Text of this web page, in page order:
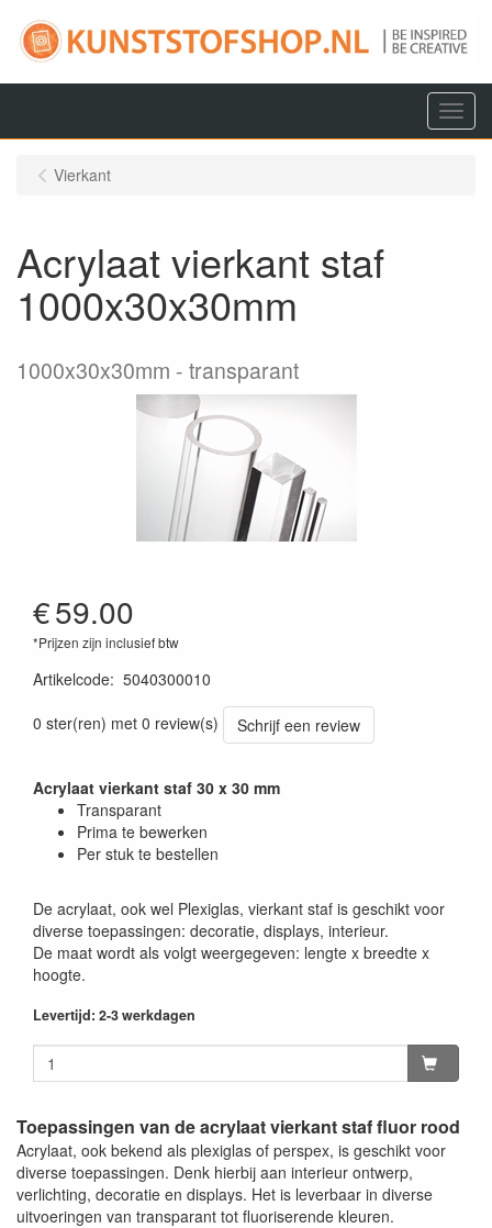
Menu
Vierkant
Acrylaat vierkant staf
1000x30x30mm
1000x30x30mm transparant
€59.00
*Prijzen zijn inclusief btw
Artikelcode: 5040300010
0 ster(ren) met 0 review(s)
Schrijf een review
Acrylaat vierkant staf 30 x 30 mm
Transparant
Prima te bewerken
Per stuk te bestellen
De acrylaat, ook wel Plexiglas, vierkant staf is geschikt voor
diverse toepassingen: decoratie, displays, interieur.
De maat wordt als volgt weergegeven: lengte x breedte x
hoogte.
Levertijd: 2-3 werkdagen
Toepassingen van de acrylaat vierkant staf fluor rood
Acrylaat, ook bekend als plexiglas of perspex, is geschikt voor
diverse toepassingen. Denk hierbij aan interieur ontwerp,
verlichting, decoratie en displays. Het is leverbaar in diverse
uitvoeringen van transparant tot fluoriserende kleuren.